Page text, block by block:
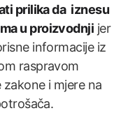
prilika da iznesu
u proizvodnji jer
informacije iz
raspravom
i mjere na